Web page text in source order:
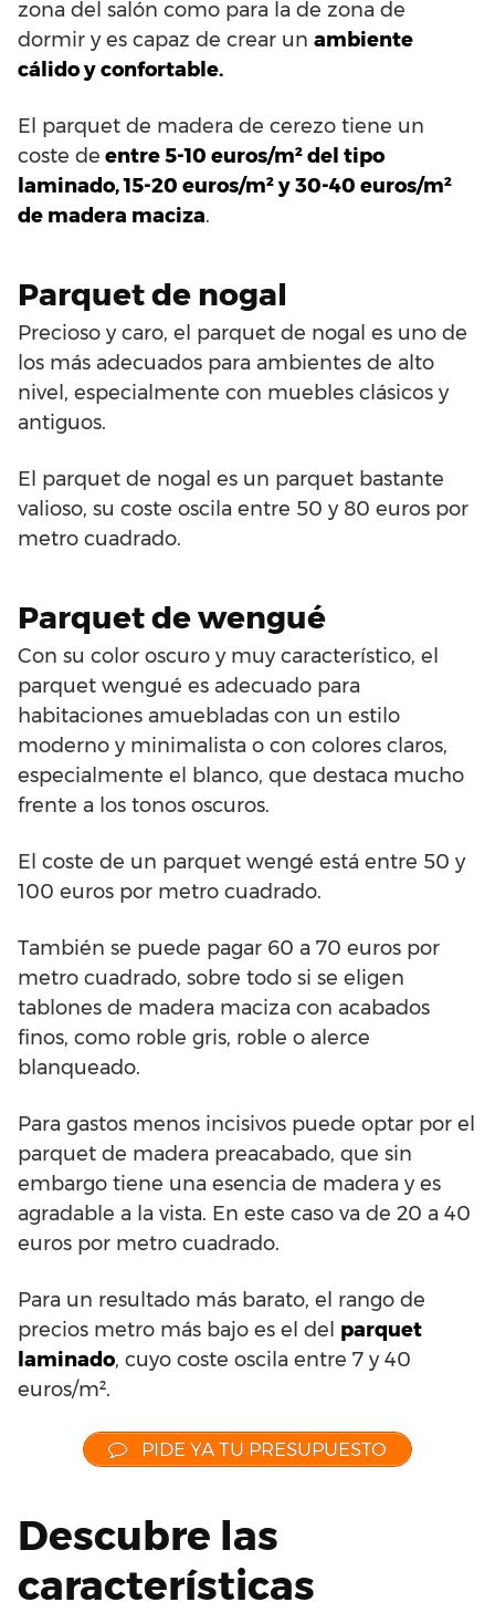
zona del salón como para la de zona de
dormir y es capaz de crear un ambiente
cálido y confortable.
El parquet de madera de cerezo tiene un
coste de entre 5-10 euros/m² del tipo
laminado, 15-20 euros/m² y 30-40 euros/m²
de madera maciza.
Parquet de nogal
Precioso y caro, el parquet de nogal es uno de
los más adecuados para ambientes de alto
nivel, especialmente con muebles clásicos y
antiguos.
El parquet de nogal es un parquet bastante
valioso, su coste oscila entre 50 y 80 euros por
metro cuadrado.
Parquet de wengué
Con su color oscuro y muy característico, el
parquet wengué es adecuado para
habitaciones amuebladas con un estilo
moderno y minimalista o con colores claros,
especialmente el blanco, que destaca mucho
frente a los tonos oscuros.
El coste de un parquet wengé está entre 50 y
100 euros por metro cuadrado.
También se puede pagar 60 a 70 euros por
metro cuadrado, sobre todo si se eligen
tablones de madera maciza con acabados
finos, como roble gris, roble o alerce
blanqueado.
Para gastos menos incisivos puede optar por el
parquet de madera preacabado, que sin
embargo tiene una esencia de madera y es
agradable a la vista. En este caso va de 20 a 40
euros por metro cuadrado.
Para un resultado más barato, el rango de
precios metro más bajo es el del parquet
laminado, cuyo coste oscila entre 7 y 40
euros/m².
PIDE YA TU PRESUPUESTO
Descubre las
características